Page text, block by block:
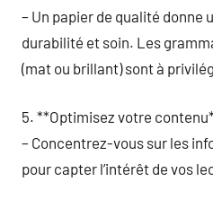
– Un papier de qualité donne
durabilité et soin. Les
(mat ou brillant) sont à
5. **Optimisez votre
– Concentrez-vous sur les
pour capter l’intérêt de vos